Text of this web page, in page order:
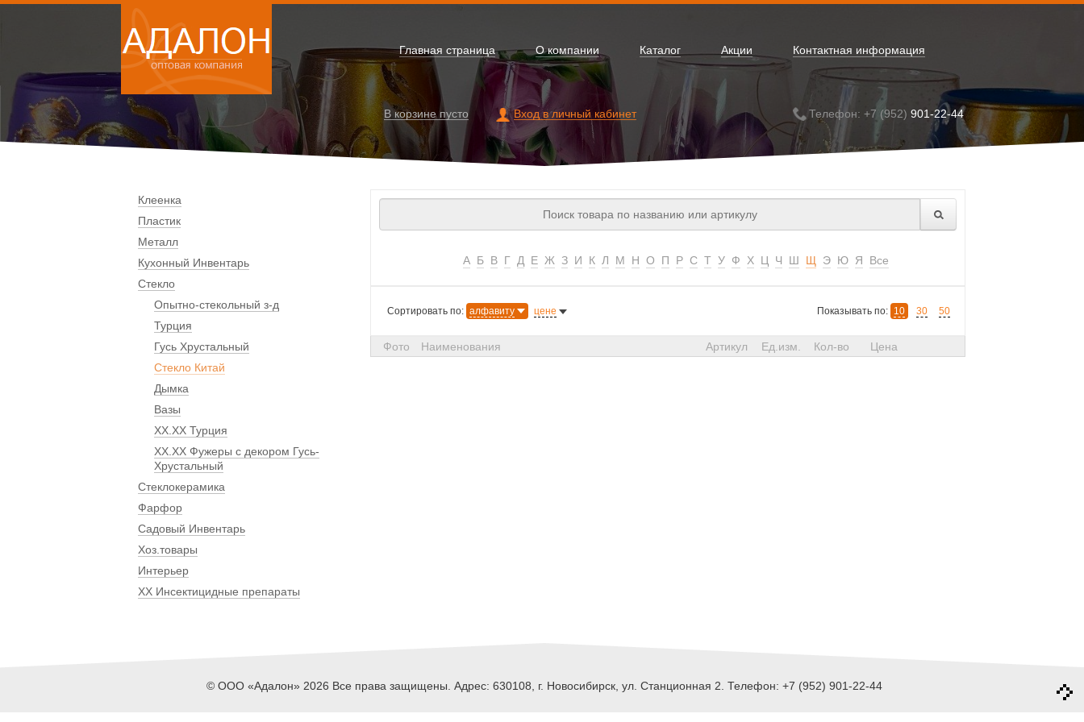
Главная страница О компании Каталог Акции Контактная информация
В корзине пусто Вход в личный кабинет Телефон: +7 (952) 901-22-44
Клеенка
Пластик
Металл
Кухонный Инвентарь
Стекло
Опытно-стекольный з-д
Турция
Гусь Хрустальный
Стекло Китай
Дымка
Вазы
ХХ.ХХ Турция
ХХ.ХХ Фужеры с декором Гусь-
Хрустальный
Стеклокерамика
Фарфор
Садовый Инвентарь
Хоз.товары
Интерьер
ХХ Инсектицидные препараты
А Б В Г Д Е Ж З И К Л М Н О П Р С Т У Ф Х Ц Ч Ш Щ Э Ю Я Все
Сортировать по: алфавиту цене Показывать по: 10 30 50
Фото Наименования Артикул Ед.изм. Кол-во Цена
© ООО «Адалон» 2026 Все права защищены. Адрес: 630108, г. Новосибирск, ул. Станционная 2. Телефон: +7 (952) 901-22-44